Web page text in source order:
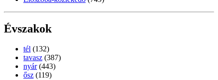
Évszakok
tél (132)
tavasz (387)
nyár (443)
ősz (119)